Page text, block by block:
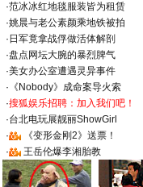
·范冰冰红地毯服装皆为租赁
·姚晨与老公素颜乘地铁被拍
· 日军竟拿战俘做活体解剖
·盘点网坛大腕的暴烈脾气
·美女办公室遭遇灵异事件
· 《Nobody》成命案导火索
·搜狐娱乐招聘：加入我们吧！
·台北电玩展靓丽ShowGirl
·
《变形金刚2》送票！
·
王岳伦爆李湘胎教